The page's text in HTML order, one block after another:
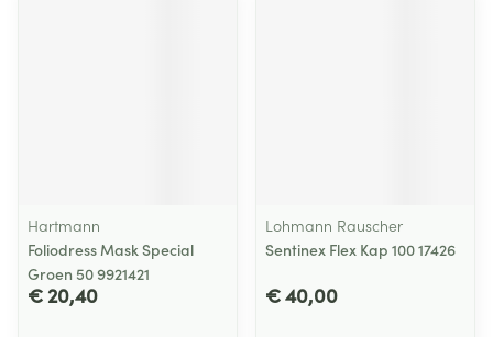
Hartmann
Foliodress Mask Special
Groen 50 9921421
€ 20,40
Lohmann Rauscher
Sentinex Flex Kap 100 17426
€ 40,00